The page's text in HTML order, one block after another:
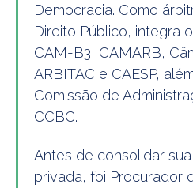
Democracia. Como
Direito Público, integra
CAM-B3, CAMARB,
ARBITAC e CAESP,
Comissão de
CCBC.
Antes de consolidar
privada, foi Procurador